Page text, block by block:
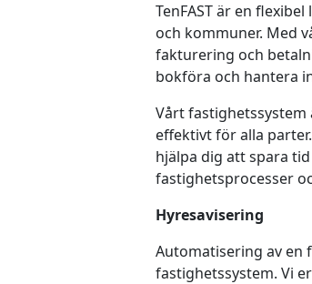
TenFAST är en
och kommuner. Med
fakturering och
bokföra och hantera
Vårt
effektivt för alla
hjälpa dig att spara
fastighetsprocesser
Hyresavisering
Automatisering av en
fastighetssystem. Vi